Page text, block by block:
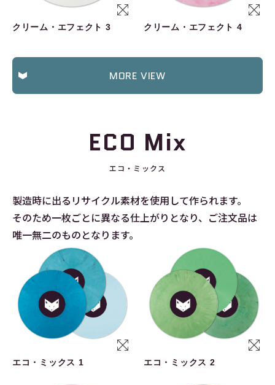
クリーム・エフェクト 3 クリーム・エフェクト 4
MORE VIEW
ECO Mix
エコ・ミックス
製造時に出るリサイクル素材を使用して作られます。
そのため一枚ごとに異なる仕上がりとなり、ご注文品は
唯一無二のものとなります。
エコ・ミックス 1 エコ・ミックス 2